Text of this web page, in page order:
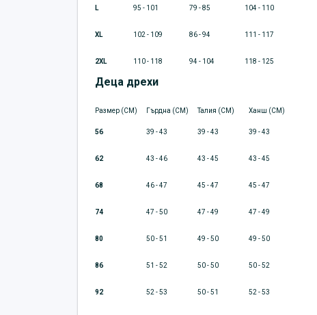
L 95 - 101 79 - 85 104 - 110
XL 102 - 109 86 - 94 111 - 117
2XL 110 - 118 94 - 104 118 - 125
Деца дрехи
Размер (CM) Гърдна (CM) Талия (CM) Ханш (CM)
56 39 - 43 39 - 43 39 - 43
62 43 - 46 43 - 45 43 - 45
68 46 - 47 45 - 47 45 - 47
74 47 - 50 47 - 49 47 - 49
80 50 - 51 49 - 50 49 - 50
86 51 - 52 50 - 50 50 - 52
92 52 - 53 50 - 51 52 - 53